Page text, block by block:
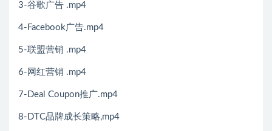
3-谷歌广告 .mp4
4-Facebook广告.mp4
5-联盟营销 .mp4
6-网红营销 .mp4
7-Deal Coupon推广.mp4
8-DTC品牌成长策略,mp4